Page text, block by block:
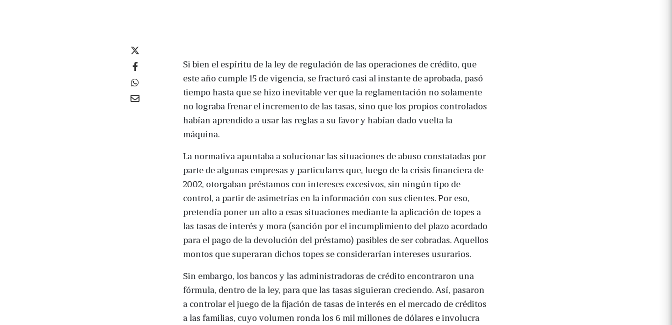
Si bien el espíritu de la ley de regulación de las operaciones de crédito, que
este año cumple 15 de vigencia, se fracturó casi al instante de aprobada, pasó
tiempo hasta que se hizo inevitable ver que la reglamentación no solamente
no lograba frenar el incremento de las tasas, sino que los propios controlados
habían aprendido a usar las reglas a su favor y habían dado vuelta la
máquina.
La normativa apuntaba a solucionar las situaciones de abuso constatadas por
parte de algunas empresas y particulares que, luego de la crisis financiera de
2002, otorgaban préstamos con intereses excesivos, sin ningún tipo de
control, a partir de asimetrías en la información con sus clientes. Por eso,
pretendía poner un alto a esas situaciones mediante la aplicación de topes a
las tasas de interés y mora (sanción por el incumplimiento del plazo acordado
para el pago de la devolución del préstamo) pasibles de ser cobradas. Aquellos
montos que superaran dichos topes se considerarían intereses usurarios.
Sin embargo, los bancos y las administradoras de crédito encontraron una
fórmula, dentro de la ley, para que las tasas siguieran creciendo. Así, pasaron
a controlar el juego de la fijación de tasas de interés en el mercado de créditos
a las familias, cuyo volumen ronda los 6 mil millones de dólares e involucra